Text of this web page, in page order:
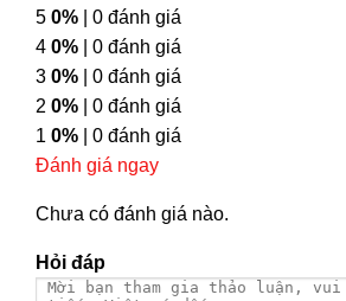
5 0% | 0 đánh giá
4 0% | 0 đánh giá
3 0% | 0 đánh giá
2 0% | 0 đánh giá
1 0% | 0 đánh giá
Đánh giá ngay
Chưa có đánh giá nào.
Hỏi đáp